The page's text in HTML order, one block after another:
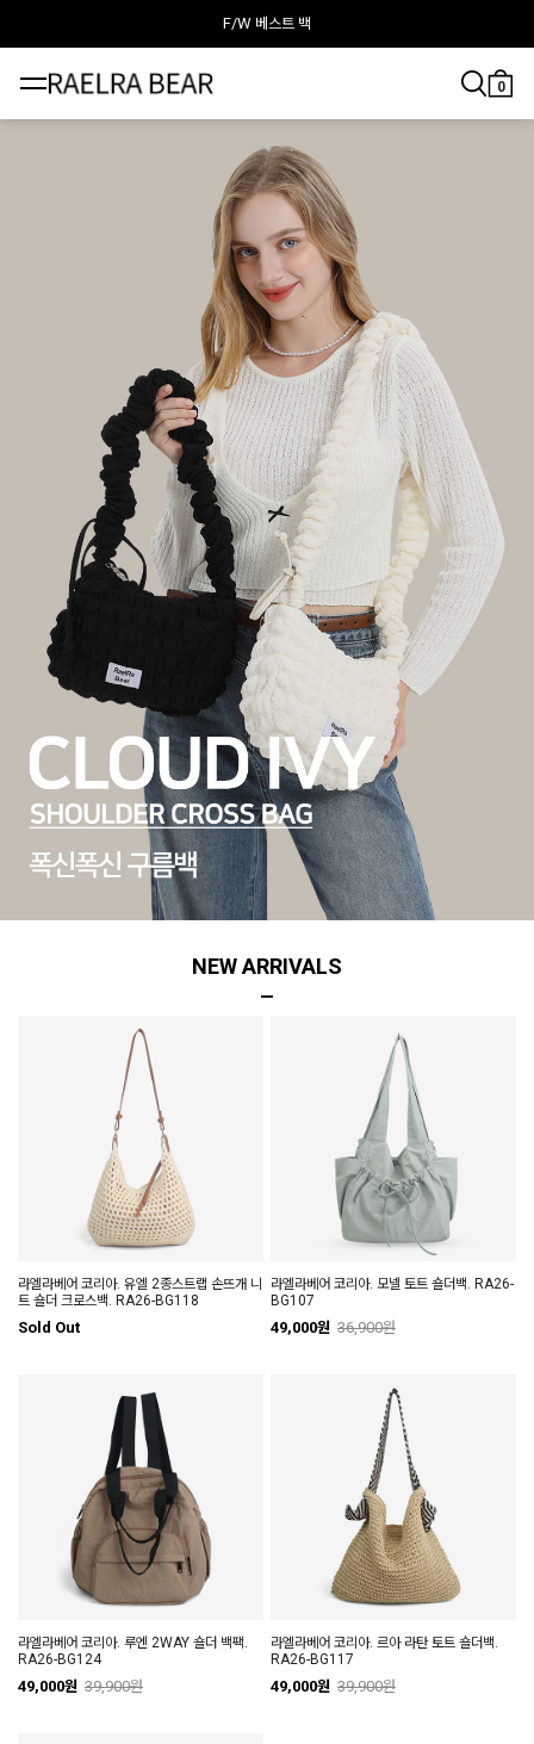
0
NEW ARRIVALS
라엘라베어 코리아. 유엘 2종스트랩 손뜨개 니
트 숄더 크로스백. RA26-BG118
Sold Out
라엘라베어 코리아. 모넬 토트 숄더백. RA26-
BG107
49,000원 36,900원
라엘라베어 코리아. 루엔 2WAY 숄더 백팩.
RA26-BG124
49,000원 39,900원
라엘라베어 코리아. 르아 라탄 토트 숄더백.
RA26-BG117
49,000원 39,900원